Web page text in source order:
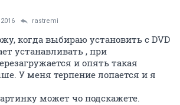
rastremi
когда выбираю установить с DVD
устанавливать , при
и опять такая
У меня терпение лопается и я
может чо подскажете.